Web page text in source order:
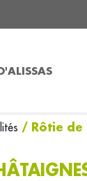
/ Rôtie de